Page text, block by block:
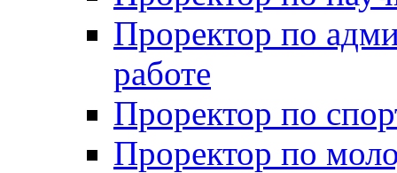
Проректор по
работе
Проректор по
Проректор по